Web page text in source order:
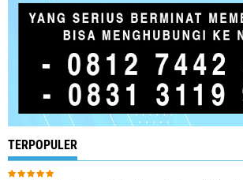
TERPOPULER